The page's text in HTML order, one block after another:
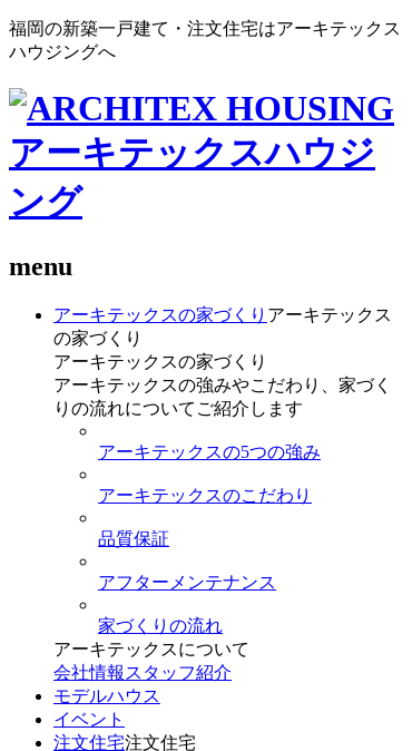
福岡の新築一戸建て・注文住宅はアーキテックス
ハウジングへ
menu
アーキテックスの家づくり アーキテックス
の家づくり
アーキテックスの家づくり
アーキテックスの強みやこだわり、家づく
りの流れについてご紹介します
アーキテックスの5つの強み
アーキテックスのこだわり
品質保証
アフターメンテナンス
家づくりの流れ
アーキテックスについて
会社情報 スタッフ紹介
モデルハウス
イベント
注文住宅注文住宅